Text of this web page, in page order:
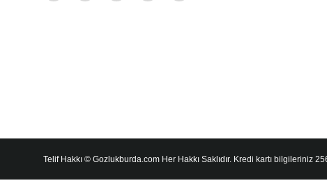
Telif Hakkı © Gozlukburda.com Her Hakkı Saklıdır. Kredi kartı bilgileriniz